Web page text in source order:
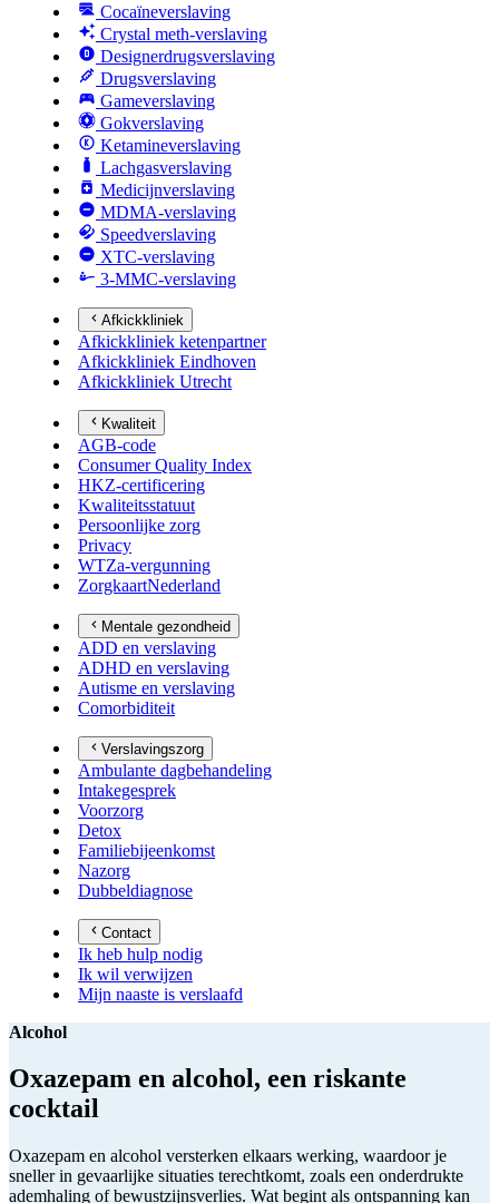
Cocaïneverslaving
Crystal meth-verslaving
Designerdrugsverslaving
Drugsverslaving
Gameverslaving
Gokverslaving
Ketamineverslaving
Lachgasverslaving
Medicijnverslaving
MDMA-verslaving
Speedverslaving
XTC-verslaving
3-MMC-verslaving
Afkickkliniek
Afkickkliniek ketenpartner
Afkickkliniek Eindhoven
Afkickkliniek Utrecht
Kwaliteit
AGB-code
Consumer Quality Index
HKZ-certificering
Kwaliteitsstatuut
Persoonlijke zorg
Privacy
WTZa-vergunning
ZorgkaartNederland
Mentale gezondheid
ADD en verslaving
ADHD en verslaving
Autisme en verslaving
Comorbiditeit
Verslavingszorg
Ambulante dagbehandeling
Intakegesprek
Voorzorg
Detox
Familiebijeenkomst
Nazorg
Dubbeldiagnose
Contact
Ik heb hulp nodig
Ik wil verwijzen
Mijn naaste is verslaafd
Alcohol
Oxazepam en alcohol, een riskante
cocktail
Oxazepam en alcohol versterken elkaars werking, waardoor je
sneller in gevaarlijke situaties terechtkomt, zoals een onderdrukte
ademhaling of bewustzijnsverlies. Wat begint als ontspanning kan